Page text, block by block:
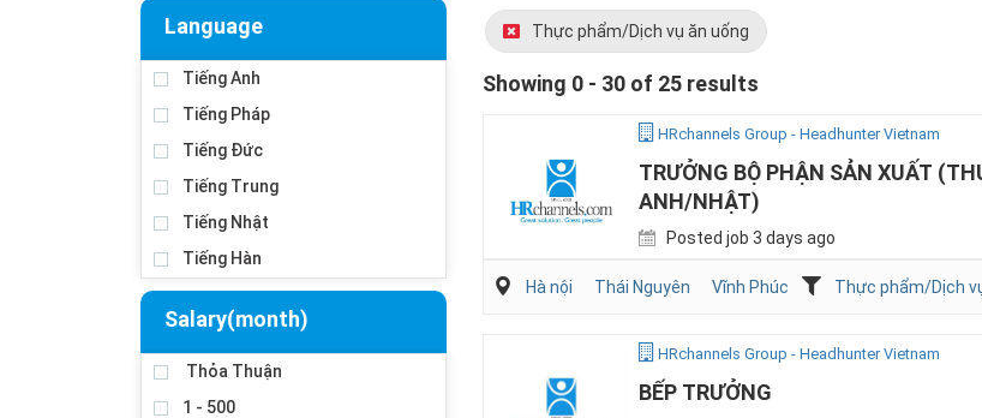
Language
Tiếng Anh
Tiếng Pháp
Tiếng Đức
Tiếng Trung
Tiếng Nhật
Tiếng Hàn
Salary(month)
Thỏa Thuận
1 - 500
Thực phẩm/Dịch vụ ăn uống
Showing 0 - 30 of 25 results
HRchannels Group - Headhunter Vietnam
TRƯỞNG BỘ PHẬN SẢN XUẤT
ANH/NHẬT)
Posted job 3 days ago
Hà nội Thái Nguyên Vĩnh Phúc Thực phẩm/Dịch
HRchannels Group - Headhunter Vietnam
BẾP TRƯỞNG